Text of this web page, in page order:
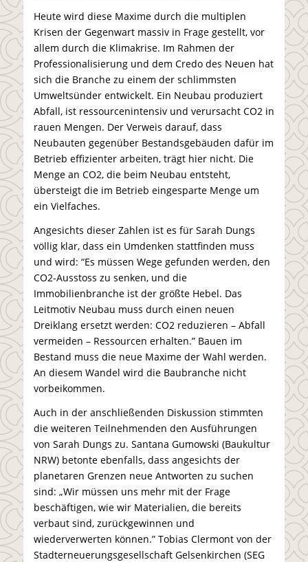
Heute wird diese Maxime durch die multiplen
Krisen der Gegenwart massiv in Frage gestellt, vor
allem durch die Klimakrise. Im Rahmen der
Professionalisierung und dem Credo des Neuen hat
sich die Branche zu einem der schlimmsten
Umweltsünder entwickelt. Ein Neubau produziert
Abfall, ist ressourcenintensiv und verursacht CO2 in
rauen Mengen. Der Verweis darauf, dass
Neubauten gegenüber Bestandsgebäuden dafür im
Betrieb effizienter arbeiten, trägt hier nicht. Die
Menge an CO2, die beim Neubau entsteht,
übersteigt die im Betrieb eingesparte Menge um
ein Vielfaches.
Angesichts dieser Zahlen ist es für Sarah Dungs
völlig klar, dass ein Umdenken stattfinden muss
und wird: “Es müssen Wege gefunden werden, den
CO2-Ausstoss zu senken, und die
Immobilienbranche ist der größte Hebel. Das
Leitmotiv Neubau muss durch einen neuen
Dreiklang ersetzt werden: CO2 reduzieren – Abfall
vermeiden – Ressourcen erhalten.” Bauen im
Bestand muss die neue Maxime der Wahl werden.
An diesem Wandel wird die Baubranche nicht
vorbeikommen.
Auch in der anschließenden Diskussion stimmten
die weiteren Teilnehmenden den Ausführungen
von Sarah Dungs zu. Santana Gumowski (Baukultur
NRW) betonte ebenfalls, dass angesichts der
planetaren Grenzen neue Antworten zu suchen
sind: „Wir müssen uns mehr mit der Frage
beschäftigen, wie wir Materialien, die bereits
verbaut sind, zurückgewinnen und
wiederverwerten können.” Tobias Clermont von der
Stadterneuerungsgesellschaft Gelsenkirchen (SEG